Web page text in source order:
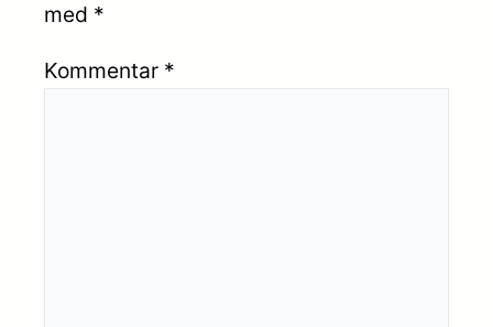
med *
Kommentar *